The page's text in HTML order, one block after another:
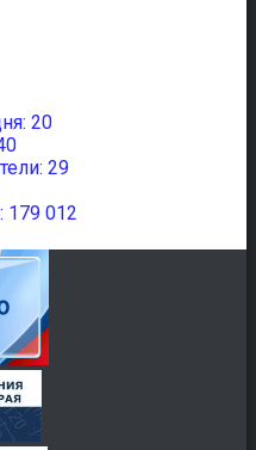
20
29
179 012